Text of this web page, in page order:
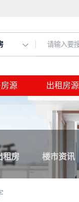
源 出租房源
租房 楼市资讯